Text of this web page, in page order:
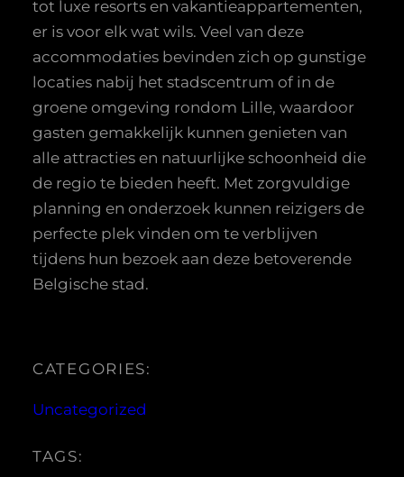
tot luxe resorts en vakantieappartementen,
er is voor elk wat wils. Veel van deze
accommodaties bevinden zich op gunstige
locaties nabij het stadscentrum of in de
groene omgeving rondom Lille, waardoor
gasten gemakkelijk kunnen genieten van
alle attracties en natuurlijke schoonheid die
de regio te bieden heeft. Met zorgvuldige
planning en onderzoek kunnen reizigers de
perfecte plek vinden om te verblijven
tijdens hun bezoek aan deze betoverende
Belgische stad.
CATEGORIES:
Uncategorized
TAGS: